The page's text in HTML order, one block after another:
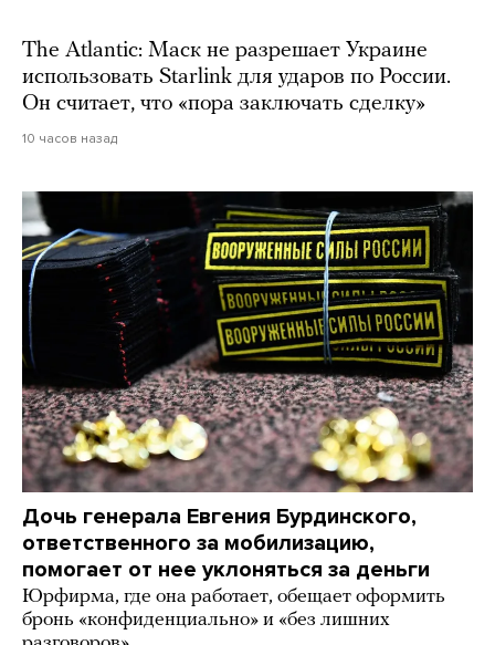
The Atlantic: Маск не разрешает Украине
использовать Starlink для ударов по России.
Он считает, что «пора заключать сделку»
10 часов назад
Дочь генерала Евгения Бурдинского,
ответственного за мобилизацию,
помогает от нее уклоняться за деньги
Юрфирма, где она работает, обещает оформить
бронь «конфиденциально» и «без лишних